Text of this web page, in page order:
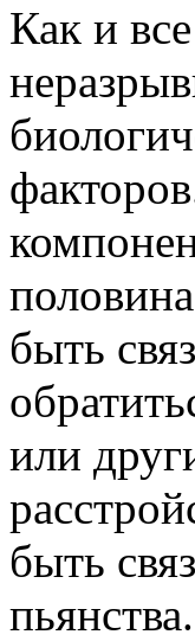
Как и
быть
или
быть
пьянства.